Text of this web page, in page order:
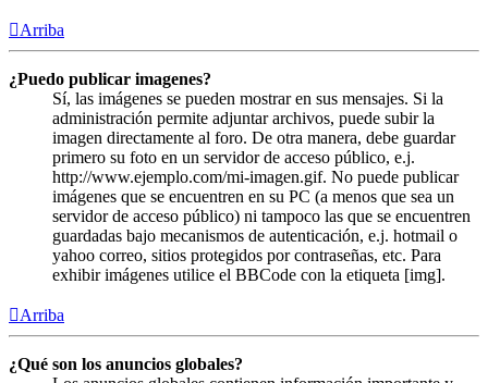
Arriba
¿Puedo publicar imagenes?
Sí, las imágenes se pueden mostrar en sus mensajes. Si la
administración permite adjuntar archivos, puede subir la
imagen directamente al foro. De otra manera, debe guardar
primero su foto en un servidor de acceso público, e.j.
http://www.ejemplo.com/mi-imagen.gif. No puede publicar
imágenes que se encuentren en su PC (a menos que sea un
servidor de acceso público) ni tampoco las que se encuentren
guardadas bajo mecanismos de autenticación, e.j. hotmail o
yahoo correo, sitios protegidos por contraseñas, etc. Para
exhibir imágenes utilice el BBCode con la etiqueta [img].
Arriba
¿Qué son los anuncios globales?